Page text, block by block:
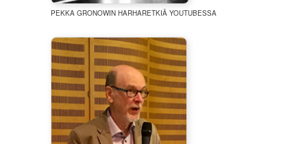
PEKKA GRONOWIN HARHARETKIÄ YOUTUBESSA